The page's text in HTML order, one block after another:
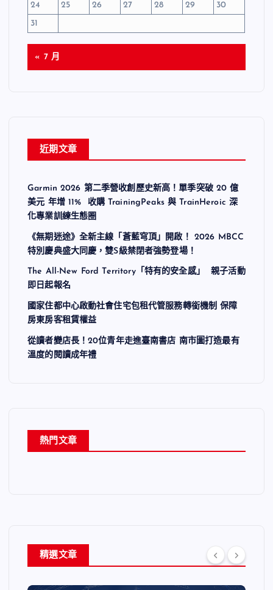
24
25 26 27 28 29
30
31
« 7 月
近期文章
Garmin 2026 第二季營收創歷史新高！單季突破 20 億
美元 年增 11% 收購 TrainingPeaks 與 TrainHeroic 深
化專業訓練生態圈
《無期迷途》全新主線「蒼藍穹頂」開啟！ 2026 MBCC
特別慶典盛大同慶，雙S級禁閉者強勢登場！
The All-New Ford Territory「特有的安全感」 親子活動
即日起報名
國家住都中心啟動社會住宅包租代管服務轉銜機制 保障
房東房客租賃權益
從讀者變店長！20位青年走進臺南書店 南市圖打造最有
溫度的閱讀成年禮
熱門文章
精選文章